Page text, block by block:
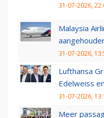
31-07-2026,
Malaysia
31-07-2026,
Lufthansa
Edelweiss
31-07-2026,
Meer